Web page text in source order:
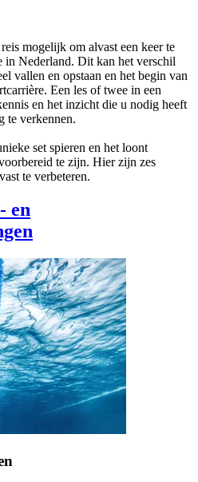
mogelijk om alvast een keer te
in Nederland. Dit kan het verschil
vallen en opstaan en het begin van
Een les of twee in een
en het inzicht die u nodig heeft
te verkennen.
set spieren en het loont
te zijn. Hier zijn zes
te verbeteren.
en